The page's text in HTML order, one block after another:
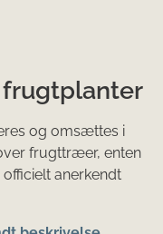
og omsættes i
frugttræer, enten
anerkendt